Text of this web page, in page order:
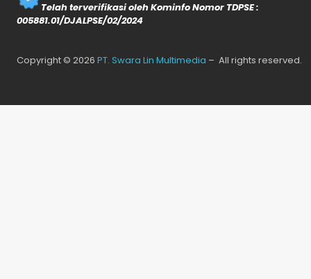
Telah terverifikasi oleh Kominfo Nomor TDPSE :
005881.01/DJALPSE/02/2024
Copyright © 2026 PT. Swara Lin Multimedia – All rights reserved.